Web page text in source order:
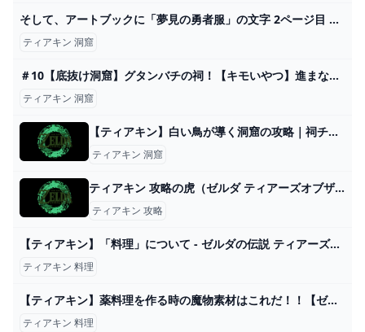
そして、アートブックに「夢見の勇者服」の文字 2ページ目 Game*Spark 国内・海外ゲーム情報サイト ゼルダの伝説 2024
ティアキン 洞窟
＃10【底抜け洞窟】グタンバチの祠！【キモいやつ】進まないゼルダの伝説 ティアーズ オブ ザ キングダム - YouTube
ティアキン 洞窟
【ティアキン】白い鳥が導く洞窟の攻略｜祠チャレンジ【ゼルダの伝説ティアーズオブザキングダム】 - ゲームウィズ
ティアキン 洞窟
ティアキン 攻略の虎（ゼルダ ティアーズオブザキングダム）
ティアキン 攻略
【ティアキン】「料理」について - ゼルダの伝説 ティアーズオブザキングダム 攻略Wiki ティアキン ： ヘイグ攻略まとめWiki
ティアキン 料理
【ティアキン】薬料理を作る時の魔物素材はこれだ！！【ゼルダの伝説 ティアーズ オブ ザ キングダム】 - YouTube
ティアキン 料理